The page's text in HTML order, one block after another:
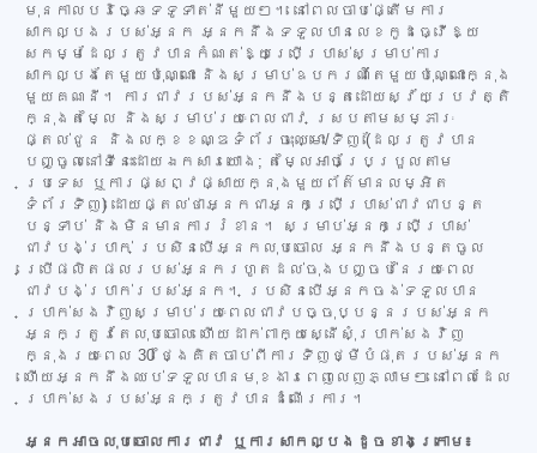
មុនកាលបរិច្ឆេទទូទាត់នីមួយៗ។ នៅពេលចាប់ផ្តើមការ
សាកល្បងរបស់អ្នក អ្នកនឹងទទួលបានលេខកូដធ្វើឱ្យ
សកម្មដែលត្រូវបានកំណត់ឱ្យប្រើប្រាស់សម្រាប់ការ
សាកល្បងតែមួយប៉ុណ្ណោះ និងសម្រាប់ឧបករណ៍តែមួយប៉ុណ្ណោះក្នុង
មួយគណនី។ ការជាវរបស់អ្នកនឹងបន្តដោយស្វ័យប្រវត្តិ
ក្នុងតម្លៃ និងសម្រាប់រយៈពេលជាវ ស្របតាមសម្ភារៈ
ផ្តល់ជូន និងលក្ខខណ្ឌទំព័រចុះឈ្មោះ/ទិញ (ដែលត្រូវបាន
បញ្ចូលនៅទីនេះដោយឯកសារយោង; តម្លៃអាចប្រែប្រួលតាម
ប្រទេស ឬការផ្សព្វផ្សាយក្នុងមួយព័ត៌មានលម្អិត
ទំព័រទិញ) ដោយផ្តល់ថាអ្នកជាអ្នកប្រើប្រាស់ជាវជាបន្ត
បន្ទាប់ និងមិនមានការរំខាន។ សម្រាប់អ្នកប្រើប្រាស់
ជាវបង់ប្រាក់ ប្រសិនបើអ្នកលុបចោល អ្នកនឹងបន្តចូល
ប្រើផលិតផលរបស់អ្នករហូតដល់ចុងបញ្ចប់នៃរយៈពេល
ជាវបង់ប្រាក់របស់អ្នក។ ប្រសិនបើអ្នកចង់ទទួលបាន
ប្រាក់សងវិញសម្រាប់រយៈពេលជាវបច្ចុប្បន្នរបស់អ្នក
អ្នកត្រូវតែលុបចោល ហើយដាក់ពាក្យស្នើសុំប្រាក់សងវិញ
ក្នុងរយៈពេល 30 ថ្ងៃគិតចាប់ពីការទិញថ្មីបំផុតរបស់អ្នក
ហើយអ្នកនឹងឈប់ទទួលបានមុខងារពេញលេញភ្លាមៗ នៅពេលដែល
ប្រាក់សងរបស់អ្នកត្រូវបានដំណើរការ។
អ្នកអាចលុបចោលការជាវ ឬការសាកល្បងដូចខាងក្រោម៖